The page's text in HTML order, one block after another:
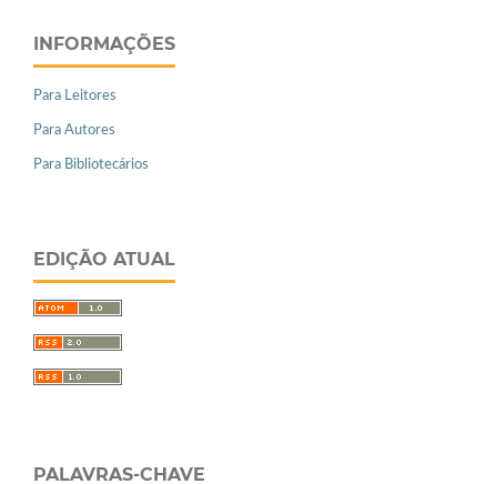
INFORMAÇÕES
Para Leitores
Para Autores
Para Bibliotecários
EDIÇÃO ATUAL
PALAVRAS-CHAVE